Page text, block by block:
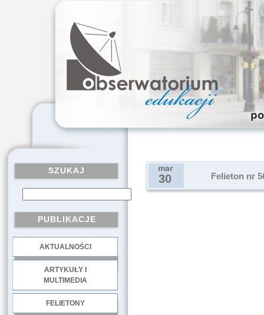
SZUKAJ
PUBLIKACJE
AKTUALNOŚCI
ARTYKUŁY I
MULTIMEDIA
FELIETONY
mar
30 Felieton nr